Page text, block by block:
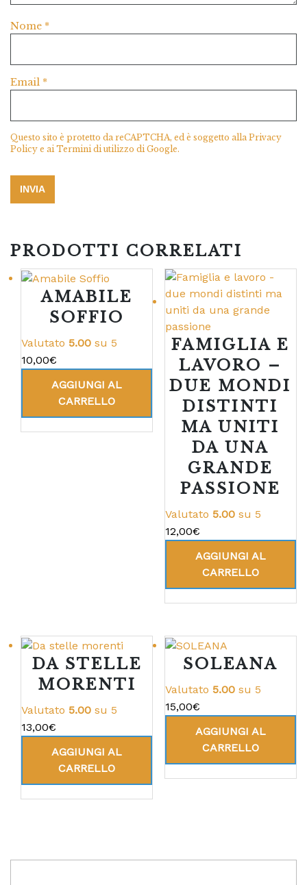
Nome *
Email *
Questo sito è protetto da reCAPTCHA, ed è soggetto alla Privacy
Policy e ai Termini di utilizzo di Google.
PRODOTTI CORRELATI
AMABILE
SOFFIO
Valutato 5.00 su 5
10,00€
AGGIUNGI AL
CARRELLO
FAMIGLIA E
LAVORO –
DUE MONDI
DISTINTI
MA UNITI
DA UNA
GRANDE
PASSIONE
Valutato 5.00su 5
12,00€
AGGIUNGI AL
CARRELLO
DA STELLE
MORENTI
Valutato 5.00 su 5
13,00€
AGGIUNGI AL
CARRELLO
SOLEANA
Valutato 5.00su 5
15,00€
AGGIUNGI AL
CARRELLO